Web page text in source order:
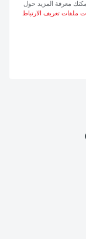
معرفة المزيد حول
ملفات تعريف الارتباط